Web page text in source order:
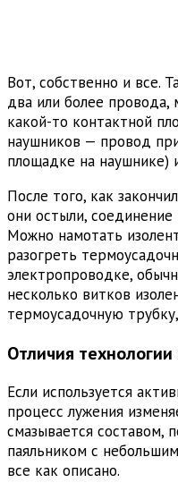
Вот, собственно и все.
два или более
какой-то контактной
наушников — провод
площадке на наушнике)
После того, как
они остыли,
Можно намотать
разогреть
электропроводке,
несколько витков
термоусадочную
Отличия
Если используется
процесс лужения
смазывается составом,
паяльником с
все как описано.